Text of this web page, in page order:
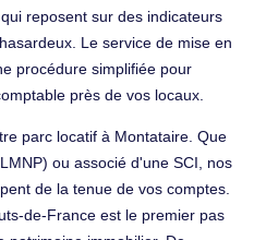
reposent sur des indicateurs
Le service de mise en
procédure simplifiée pour
près de vos locaux.
parc locatif à Montataire. Que
ou associé d'une SCI, nos
de la tenue de vos comptes.
de-France est le premier pas